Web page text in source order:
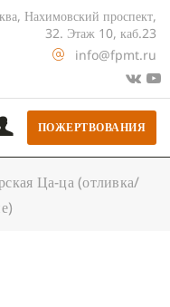
Нахимовский проспект,
32. Этаж 10, каб.23
info@fpmt.ru
ПОЖЕРТВОВАНИЯ
Ца-ца (отливка/